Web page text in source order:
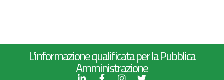
L'informazione qualificata per la Pubblica
Amministrazione